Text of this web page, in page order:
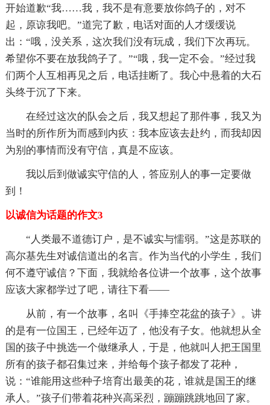
开始道歉“我……我，我不是有意要放你鸽子的，对不
起，原谅我吧。”道完了歉，电话对面的人才缓缓说
出：“哦，没关系，这次我们没有玩成，我们下次再玩。
希望你不要在放我鸽子了。”“哦，我一定不会。”经过我
们两个人互相再见之后，电话挂断了。我心中悬着的大石
头终于沉了下来。
在经过这次的队会之后，我又想起了那件事，我又为
当时的所作所为而感到内疚：我本应该去赴约，而我却因
为别的事情而没有守信，真是不应该。
我以后到做诚实守信的人，答应别人的事一定要做
到！
以诚信为话题的作文3
“人类最不道德订户，是不诚实与懦弱。”这是苏联的
高尔基先生对诚信道出的名言。作为当代的小学生，我们
何不遵守诚信？下面，我就给各位讲一个故事，这个故事
应该大家都学过了吧，请往下看——
从前，有一个故事，名叫《手捧空花盆的孩子》。讲
的是有一位国王，已经年迈了，他没有子女。他就想从全
国的孩子中挑选一个做继承人，于是，他就叫人把王国里
所有的孩子都召集过来，并给每个孩子都发了花种，
说：“谁能用这些种子培育出最美的花，谁就是国王的继
承人。”孩子们带着花种兴高采烈，蹦蹦跳跳地回了家。